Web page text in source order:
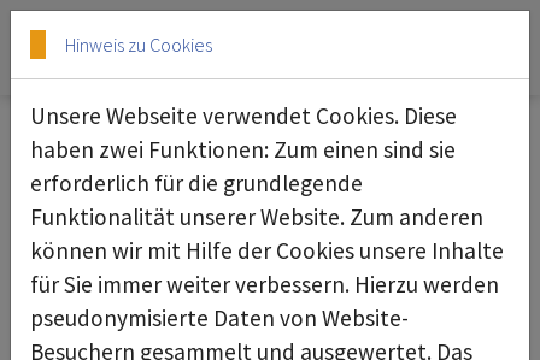
Skip to main content
Skip to page footer
Katalog rescue 2026
Hinweis zu Cookies
Unsere Webseite verwendet Cookies. Diese
haben zwei Funktionen: Zum einen sind sie
erforderlich für die grundlegende
Funktionalität unserer Website. Zum anderen
können wir mit Hilfe der Cookies unsere Inhalte
für Sie immer weiter verbessern. Hierzu werden
pseudonymisierte Daten von Website-
Besuchern gesammelt und ausgewertet. Das